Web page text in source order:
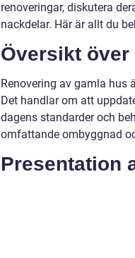
renoveringar, diskutera
nackdelar. Här är allt du
Översikt över
Renovering av gamla hus
Det handlar om att
dagens standarder och
omfattande ombyggnad
Presentation